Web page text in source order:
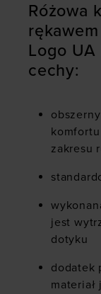
Różowa
Logo UA
cechy:
zakresu
jest
dotyku
dodatek